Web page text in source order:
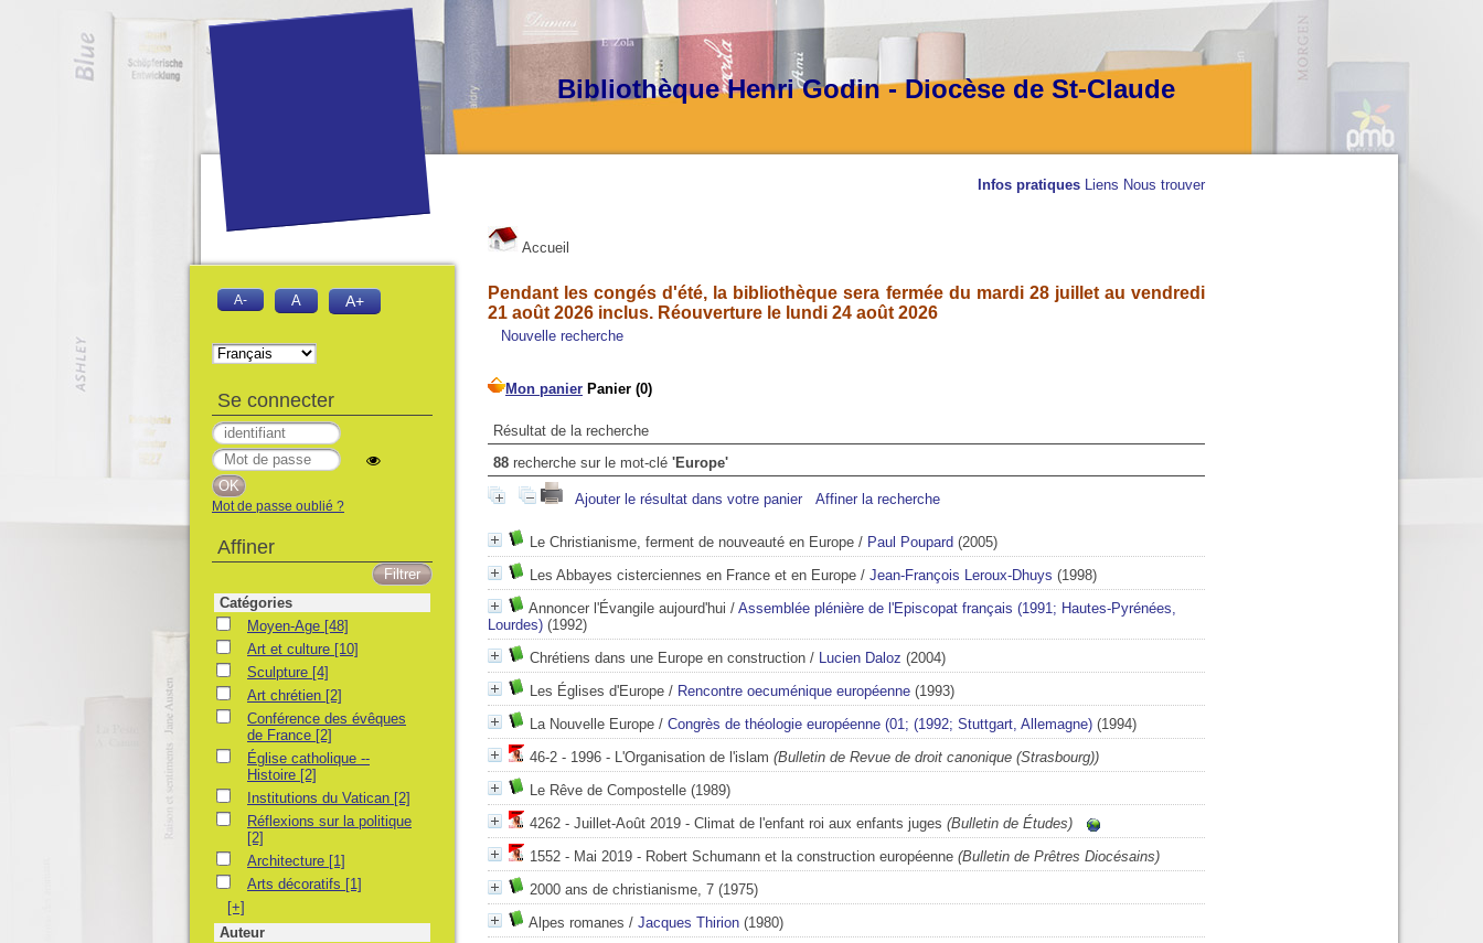
Infos pratiques Liens Nous trouver
Accueil
Pendant les congés d'été, la bibliothèque sera fermée du mardi 28 juillet au vendredi
21 août 2026 inclus. Réouverture le lundi 24 août 2026
Nouvelle recherche
Résultat de la recherche
88 recherche sur le mot-clé 'Europe'
Ajouter le résultat dans votre panier Affiner la recherche
Le Christianisme, ferment de nouveauté en Europe / Paul Poupard (2005)
Les Abbayes cisterciennes en France et en Europe / Jean-François Leroux-Dhuys (1998)
Annoncer l'Évangile aujourd'hui / Assemblée plénière de l'Episcopat français (1991; Hautes-Pyrénées,
Lourdes) (1992)
Chrétiens dans une Europe en construction / Lucien Daloz (2004)
Les Églises d'Europe / Rencontre oecuménique européenne (1993)
La Nouvelle Europe / Congrès de théologie européenne (01; (1992; Stuttgart, Allemagne) (1994)
46-2 - 1996 - L'Organisation de l'islam (Bulletin de Revue de droit canonique (Strasbourg))
Le Rêve de Compostelle (1989)
4262 - Juillet-Août 2019 - Climat de l'enfant roi aux enfants juges (Bulletin de Études)
1552 - Mai 2019 - Robert Schumann et la construction européenne (Bulletin de Prêtres Diocésains)
2000 ans de christianisme, 7 (1975)
Alpes romanes / Jacques Thirion (1980)
Bibliothèque Henri Godin - Diocèse de St-Claude
A- A A+
Se connecter
Mot de passe oublié ?
Affiner
Catégories
Moyen-Age
Moyen-Age [48]
Art et culture
Art et culture [10]
SculptureSculpture [4]
Art chrétien
Art chrétien [2]
Conférence des évêques de France
Conférence des évêques
de France [2]
Église catholique -- Histoire
Église catholique --
Histoire [2]
Institutions du Vatican
Institutions du Vatican [2]
Réflexions sur la politique
Réflexions sur la politique
[2]
Architecture
Architecture [1]
Arts décoratifs
Arts décoratifs [1]
[+]
Auteur